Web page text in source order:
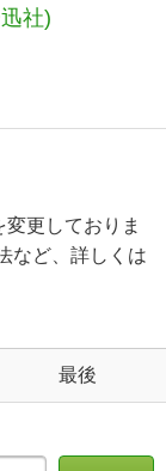
社)
更しておりま
など、詳しくは
最後